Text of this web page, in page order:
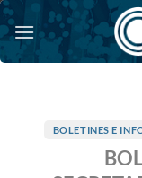
Saltar
al
contenido
BOLETINES E